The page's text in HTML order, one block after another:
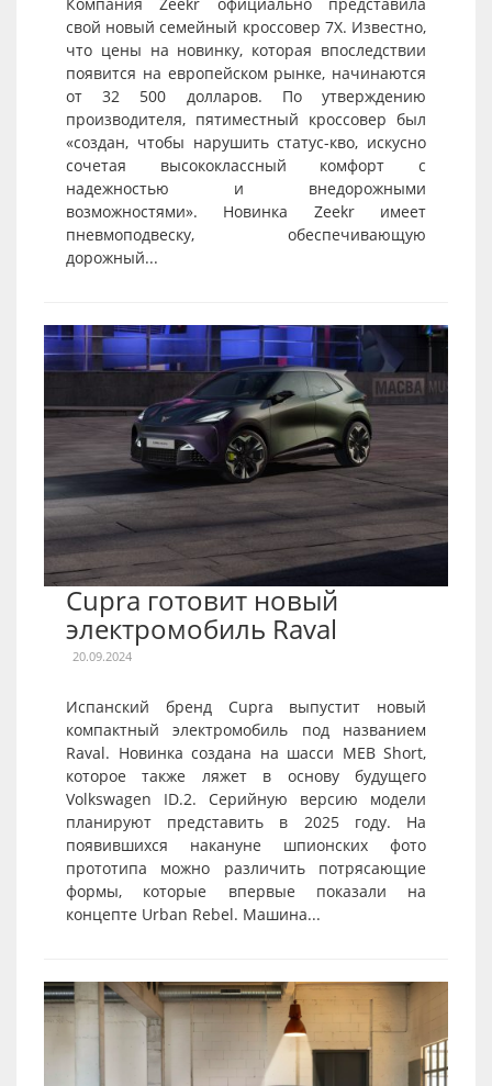
свой новый семейный кроссовер 7X. Известно,
что цены на новинку, которая впоследствии
появится на европейском рынке, начинаются
от 32 500 долларов. По утверждению
производителя, пятиместный кроссовер был
«создан, чтобы нарушить статус-кво, искусно
сочетая высококлассный комфорт с
надежностью и внедорожными
возможностями». Новинка Zeekr имеет
пневмоподвеску, обеспечивающую
дорожный...
Cupra готовит новый
электромобиль Raval
20.09.2024
Испанский бренд Cupra выпустит новый
компактный электромобиль под названием
Raval. Новинка создана на шасси MEB Short,
которое также ляжет в основу будущего
Volkswagen ID.2. Серийную версию модели
планируют представить в 2025 году. На
появившихся накануне шпионских фото
прототипа можно различить потрясающие
формы, которые впервые показали на
концепте Urban Rebel. Машина...